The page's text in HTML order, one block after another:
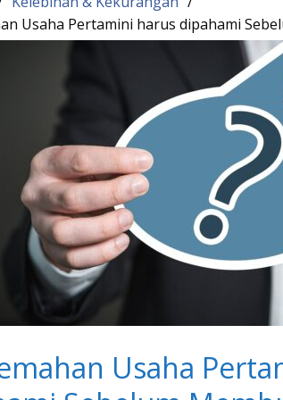
Usaha Pertamini harus dipahami
Usaha